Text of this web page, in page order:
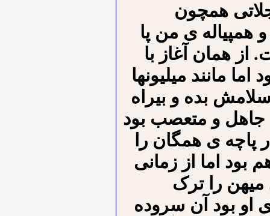
همچون
همپیاله ی من پا
همان آغاز با
مانند میلیونها
بده و بیراه
و متعصب بود
ی همگان را
اما از زمانی
میهن را ترک
او بود آن سروده